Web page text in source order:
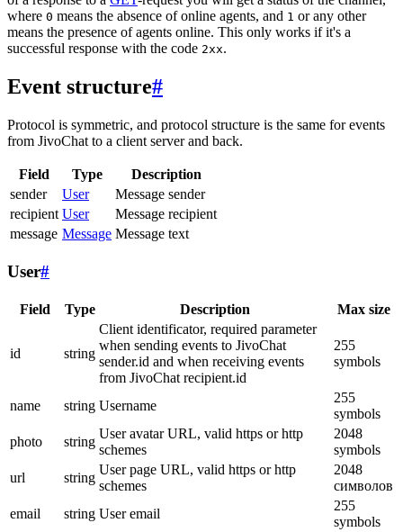
where 0 means the absence of online agents, and 1 or any other
means the presence of agents online. This only works if it's a
successful response with the code 2xx.
Event structure#
Protocol is symmetric, and protocol structure is the same for events
from JivoChat to a client server and back.
Field Type
Description
sender
User
Message sender
recipient User
Message recipient
message Message Message text
User#
Field Type Description Max size
id string
Client identificator, required parameter
when sending events to JivoChat
sender.id and when receiving events
from JivoChat recipient.id
255
symbols
name string Username
255
symbols
photo
string
User avatar URL, valid https or http
schemes
2048
symbols
url
string
User page URL, valid https or http
schemes
2048
символов
email
string User email
255
symbols